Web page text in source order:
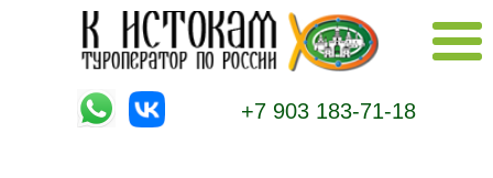
+7 903 183-71-18